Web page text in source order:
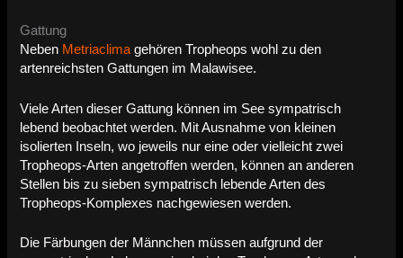
Gattung
Neben Metriaclimagehören Tropheops wohl zu den
artenreichsten Gattungen im Malawisee.
Viele Arten dieser Gattung können im See sympatrisch
lebend beobachtet werden. Mit Ausnahme von kleinen
isolierten Inseln, wo jeweils nur eine oder vielleicht zwei
Tropheops-Arten angetroffen werden, können an anderen
Stellen bis zu sieben sympatrisch lebende Arten des
Tropheops-Komplexes nachgewiesen werden.
Die Färbungen der Männchen müssen aufgrund der